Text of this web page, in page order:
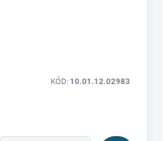
KÓD:10.01.12.02983